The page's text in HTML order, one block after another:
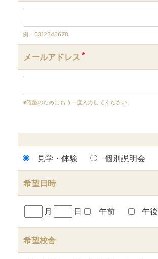
例：0312345678
メールアドレス ※
※確認のためにもう一度入力してください。
見学・体験 個別説明会
希望日時
月 日 午前 午後
希望校舎